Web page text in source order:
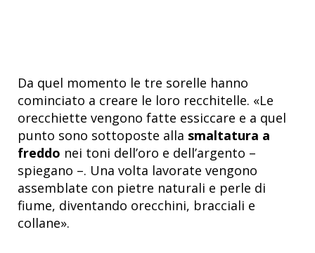
Da quel momento le tre sorelle hanno
cominciato a creare le loro recchitelle. «Le
orecchiette vengono fatte essiccare e a quel
punto sono sottoposte alla smaltatura a
freddo nei toni dell’oro e dell’argento –
spiegano –. Una volta lavorate vengono
assemblate con pietre naturali e perle di
fiume, diventando orecchini, bracciali e
collane».